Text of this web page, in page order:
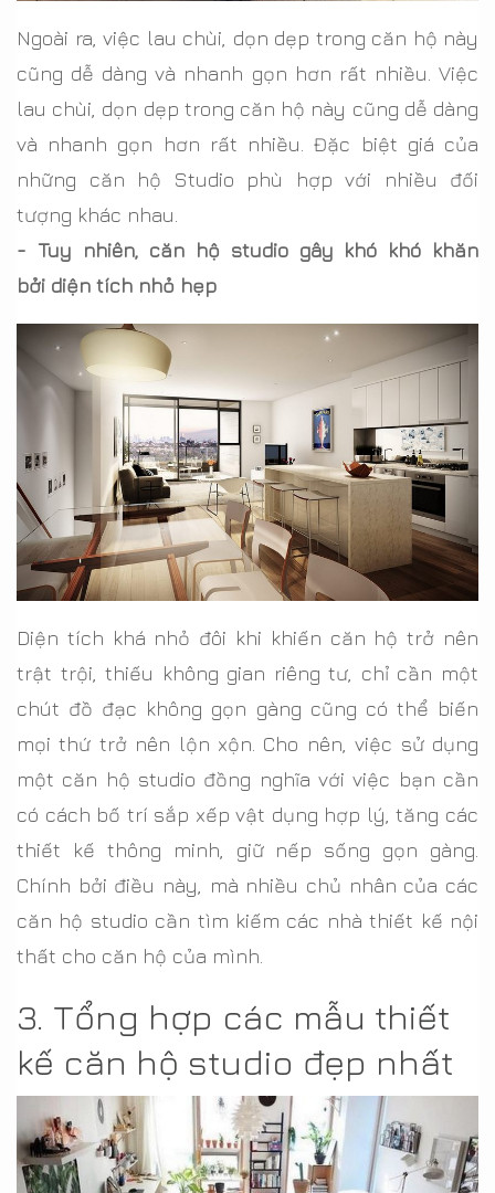
Ngoài ra, việc lau chùi, dọn dẹp trong căn hộ này
cũng dễ dàng và nhanh gọn hơn rất nhiều. Việc
lau chùi, dọn dẹp trong căn hộ này cũng dễ dàng
và nhanh gọn hơn rất nhiều. Đặc biệt giá của
những căn hộ Studio phù hợp với nhiều đối
tượng khác nhau.
- Tuy nhiên, căn hộ studio gây khó khó khăn
bởi diện tích nhỏ hẹp
Diện tích khá nhỏ đôi khi khiến căn hộ trở nên
trật trội, thiếu không gian riêng tư, chỉ cần một
chút đồ đạc không gọn gàng cũng có thể biến
mọi thứ trở nên lộn xộn. Cho nên, việc sử dụng
một căn hộ studio đồng nghĩa với việc bạn cần
có cách bố trí sắp xếp vật dụng hợp lý, tăng các
thiết kế thông minh, giữ nếp sống gọn gàng.
Chính bởi điều này, mà nhiều chủ nhân của các
căn hộ studio cần tìm kiếm các nhà thiết kế nội
thất cho căn hộ của mình.
3. Tổng hợp các mẫu thiết
kế căn hộ studio đẹp nhất